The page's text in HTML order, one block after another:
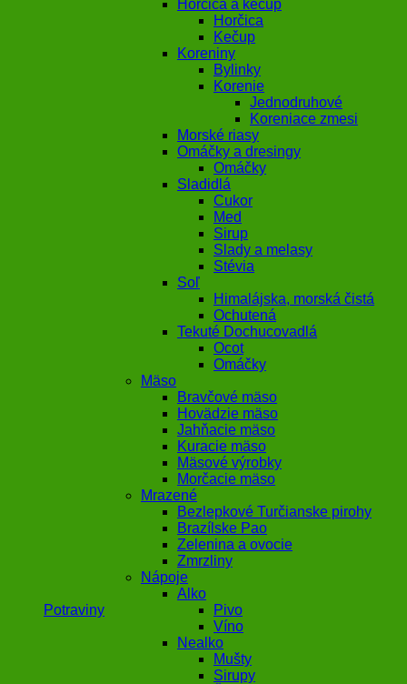
Potraviny
Horčica a kečup
Horčica
Kečup
Koreniny
Bylinky
Korenie
Jednodruhové
Koreniace zmesi
Morské riasy
Omáčky a dresingy
Omáčky
Sladidlá
Cukor
Med
Sirup
Slady a melasy
Stévia
Soľ
Himalájska, morská čistá
Ochutená
Tekuté Dochucovadlá
Ocot
Omáčky
Mäso
Bravčové mäso
Hovädzie mäso
Jahňacie mäso
Kuracie mäso
Mäsové výrobky
Morčacie mäso
Mrazené
Bezlepkové Turčianske pirohy
Brazílske Pao
Zelenina a ovocie
Zmrzliny
Nápoje
Alko
Pivo
Víno
Nealko
Mušty
Sirupy